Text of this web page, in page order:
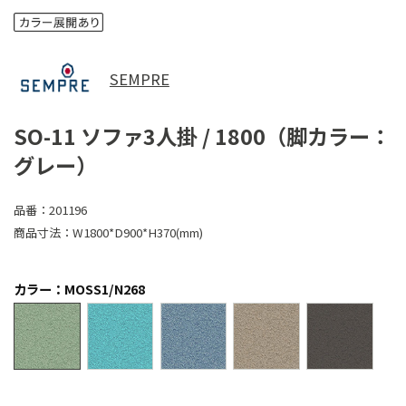
SEMPRE
SO-11 ソファ3人掛 / 1800（脚カラー：
グレー）
品番： 201196
商品寸法： W1800*D900*H370(mm)
カラー：MOSS1/N268